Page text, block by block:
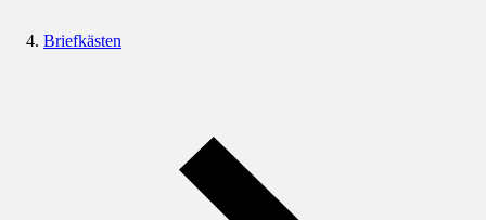
Briefkästen